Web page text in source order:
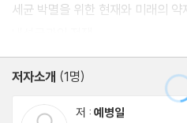
세균 박멸을 위한 현재와 미래의 약
저자소개 (1명)
저 : 예병일